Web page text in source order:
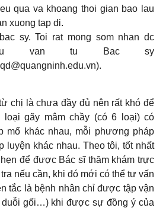
qua va khoang thoi gian bao lau
xuong tap di.
sy. Toi rat mong som nhan dc
van tu Bac sy
chị là chưa đầy đủ nên rất khó để
gãy mâm chầy (có 6 loại) có
mổ khác nhau, mỗi phương pháp
luyện khác nhau. Theo tôi, tốt nhất
để được Bác sĩ thăm khám trực
nếu cần, khi đó mới có thể tư vấn
tắc là bệnh nhân chỉ được tập vận
duỗi gối…) khi được sự đồng ý của